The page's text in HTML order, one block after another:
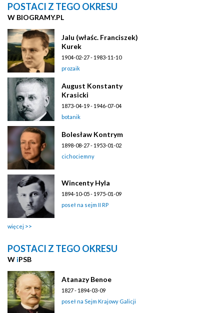
POSTACI Z TEGO OKRESU
W BIOGRAMY.PL
Jalu (właśc. Franciszek)
Kurek
1904-02-27 - 1983-11-10
prozaik
August Konstanty
Krasicki
1873-04-19 - 1946-07-04
botanik
Bolesław Kontrym
1898-08-27 - 1953-01-02
cichociemny
Wincenty Hyla
1894-10-05 - 1975-01-09
poseł na sejm II RP
więcej
POSTACI Z TEGO OKRESU
W iPSB
Atanazy Benoe
1827 - 1894-03-09
poseł na Sejm Krajowy Galicji